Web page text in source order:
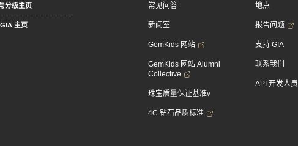
分级主页
主页
常见问答
新闻室
GemKids 网站
GemKids 网站 Alumni
Collective
珠宝质量保证基准v
4C 钻石品质标准
地点
报告问题
支持 GIA
联系我们
API 开发人员